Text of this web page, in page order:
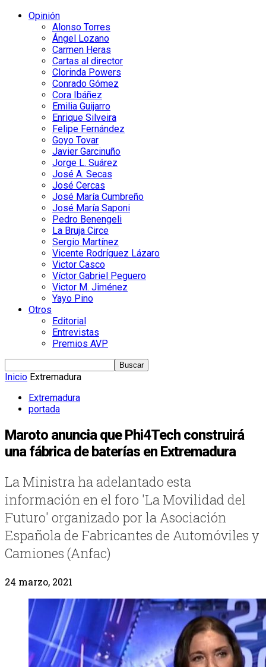
Opinión
Alonso Torres
Ángel Lozano
Carmen Heras
Cartas al director
Clorinda Powers
Conrado Gómez
Cora Ibáñez
Emilia Guijarro
Enrique Silveira
Felipe Fernández
Goyo Tovar
Javier Garcinuño
Jorge L. Suárez
José A. Secas
José Cercas
José María Cumbreño
José María Saponi
Pedro Benengeli
La Bruja Circe
Sergio Martínez
Vicente Rodríguez Lázaro
Victor Casco
Víctor Gabriel Peguero
Victor M. Jiménez
Yayo Pino
Otros
Editorial
Entrevistas
Premios AVP
Inicio Extremadura
Extremadura
portada
Maroto anuncia que Phi4Tech construirá
una fábrica de baterías en Extremadura
La Ministra ha adelantado esta
información en el foro 'La Movilidad del
Futuro' organizado por la Asociación
Española de Fabricantes de Automóviles y
Camiones (Anfac)
24 marzo, 2021